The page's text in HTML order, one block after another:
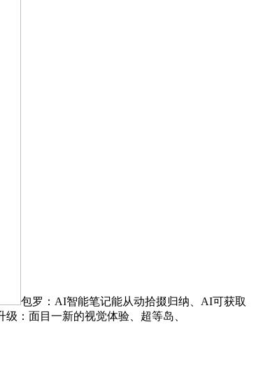
包罗：AI智能笔记能从动拾掇归纳、AI可获取
：面目一新的视觉体验、超等岛、